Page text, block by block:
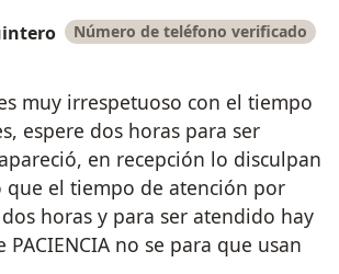
Número de teléfono verificado
muy irrespetuoso con el tiempo
espere dos horas para ser
en recepción lo disculpan
el tiempo de atención por
horas y para ser atendido hay
no se para que usan